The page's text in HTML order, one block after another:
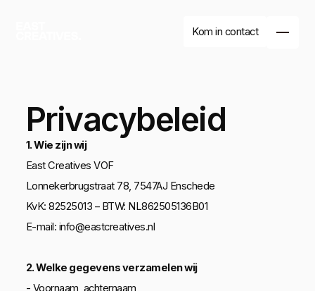
Branding
Drukwerk
Kom in contact
Privacybeleid
1. Wie zijn wij
East Creatives VOF
Lonnekerbrugstraat 78, 7547AJ Enschede
KvK: 82525013 – BTW: NL862505136B01
E-mail: info@eastcreatives.nl
2. Welke gegevens verzamelen wij
- Voornaam, achternaam